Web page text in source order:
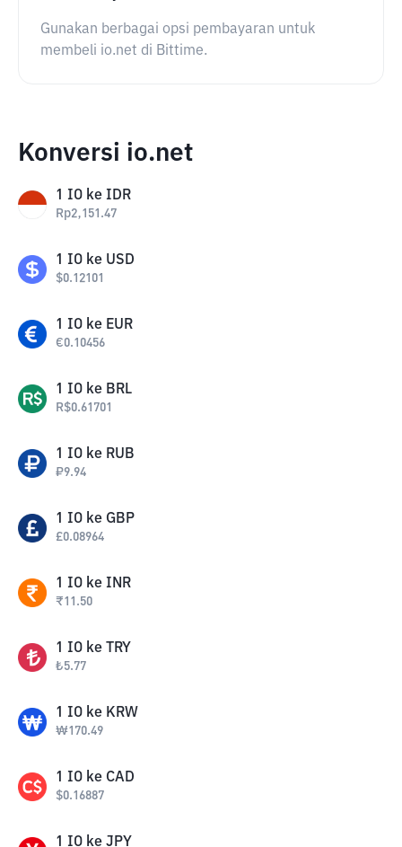
Gunakan berbagai opsi pembayaran untuk
membeli io.net di Bittime.
Konversi io.net
1 IO ke IDR
Rp2,151.47
1 IO ke USD
$0.12101
1 IO ke EUR
€0.10456
1 IO ke BRL
R$0.61701
1 IO ke RUB
₽9.94
1 IO ke GBP
£0.08964
1 IO ke INR
₹11.50
1 IO ke TRY
₺5.77
1 IO ke KRW
₩170.49
1 IO ke CAD
$0.16887
1 IO ke JPY